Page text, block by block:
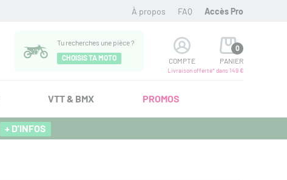
À propos FAQ Accès Pro
Tu recherches une pièce ?
CHOISIS TA MOTO
COMPTE
0
PANIER
Livraison offerte* dans 149 €
VTT & BMX PROMOS
+ D'INFOS